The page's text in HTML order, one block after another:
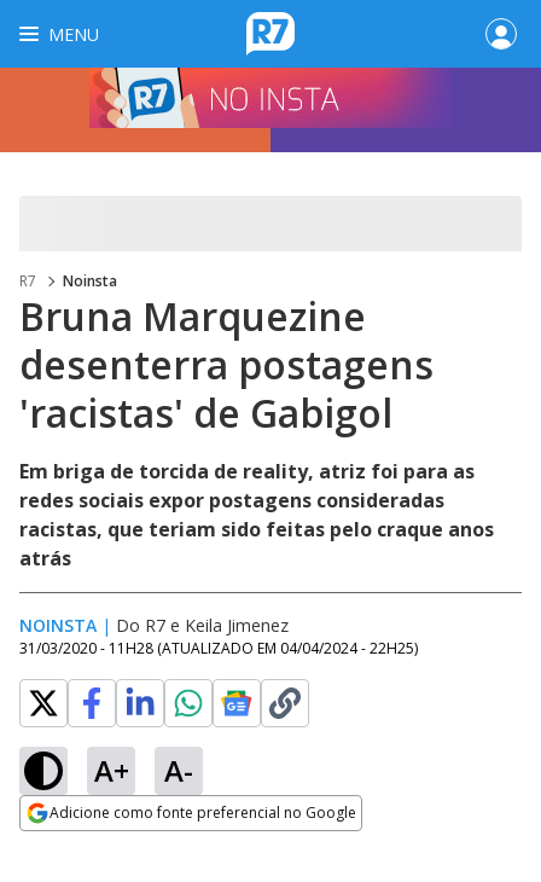
MENU
R7 Noinsta
Bruna Marquezine
desenterra postagens
'racistas' de Gabigol
Em briga de torcida de reality, atriz foi para as
redes sociais expor postagens consideradas
racistas, que teriam sido feitas pelo craque anos
atrás
NOINSTA | Do R7 e Keila Jimenez
31/03/2020 - 11H28 (ATUALIZADO EM 04/04/2024 - 22H25)
A+ A-
Adicione como fonte preferencial no Google